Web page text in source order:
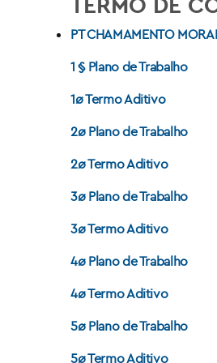
PT CHAMAMENTO
1 § Plano de Trabalho
1ø Termo Aditivo
2ø Plano de Trabalho
2ø Termo Aditivo
3ø Plano de Trabalho
3ø Termo Aditivo
4ø Plano de Trabalho
4ø Termo Aditivo
5ø Plano de Trabalho
5ø Termo Aditivo